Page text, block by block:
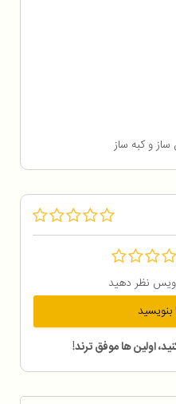
و کبه ساز
نظر دهید
اولین ها موفق ترند!